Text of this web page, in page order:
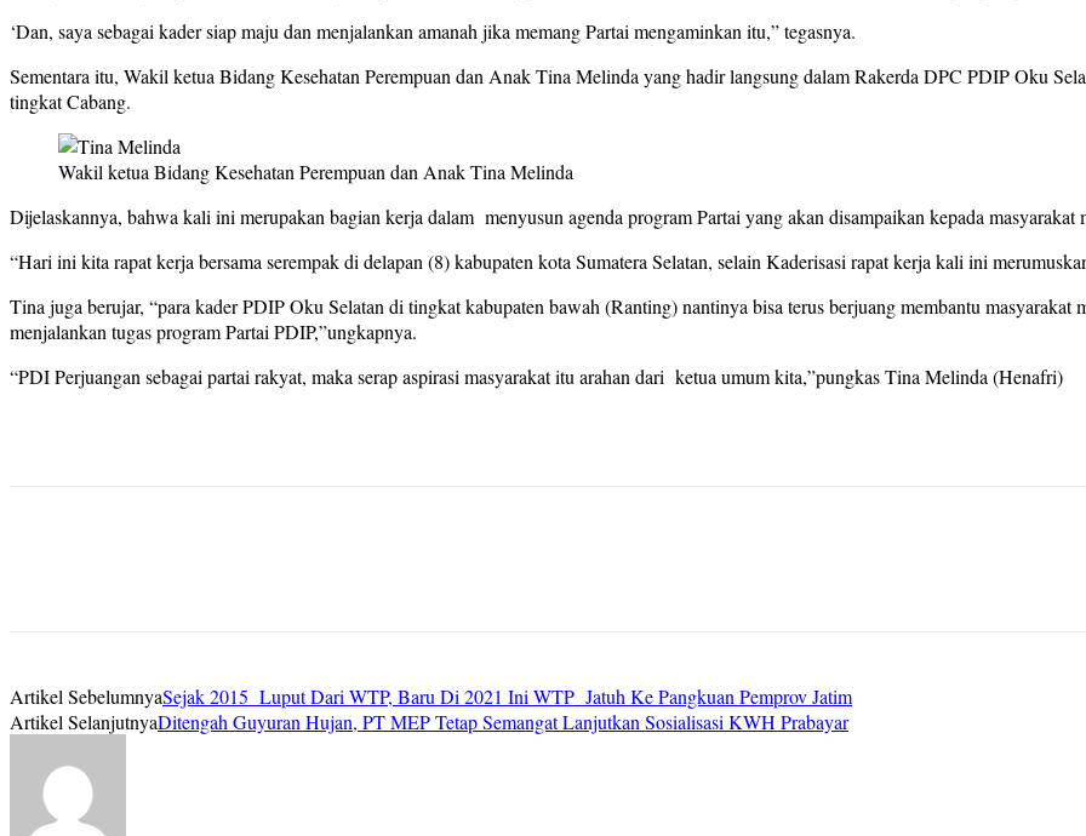
‘Dan, saya sebagai kader siap maju dan menjalankan amanah jika memang Partai mengaminkan itu,” tegasnya.
Sementara itu, Wakil ketua Bidang Kesehatan Perempuan dan Anak Tina Melinda yang hadir langsung dalam Rakerda DPC PDIP Oku
tingkat Cabang.
Wakil ketua Bidang Kesehatan Perempuan dan Anak Tina Melinda
Dijelaskannya, bahwa kali ini merupakan bagian kerja dalam menyusun agenda program Partai yang akan disampaikan kepada
“Hari ini kita rapat kerja bersama serempak di delapan (8) kabupaten kota Sumatera Selatan, selain Kaderisasi rapat kerja kali ini
Tina juga berujar, “para kader PDIP Oku Selatan di tingkat kabupaten bawah (Ranting) nantinya bisa terus berjuang membantu
menjalankan tugas program Partai PDIP,”ungkapnya.
“PDI Perjuangan sebagai partai rakyat, maka serap aspirasi masyarakat itu arahan dari ketua umum kita,”pungkas Tina Melinda (Henafri)
Artikel SebelumnyaSejak 2015 Luput Dari WTP, Baru Di 2021 Ini WTP Jatuh Ke Pangkuan Pemprov Jatim
Artikel SelanjutnyaDitengah Guyuran Hujan, PT MEP Tetap Semangat Lanjutkan Sosialisasi KWH Prabayar